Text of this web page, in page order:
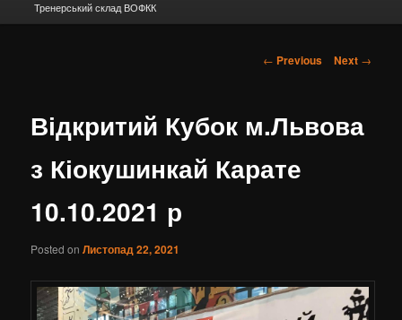
Тренерський склад ВОФКК
Post navigation
← Previous Next →
Відкритий Кубок м.Львова
з Кіокушинкай Карате
10.10.2021 р
Posted onЛистопад 22, 2021